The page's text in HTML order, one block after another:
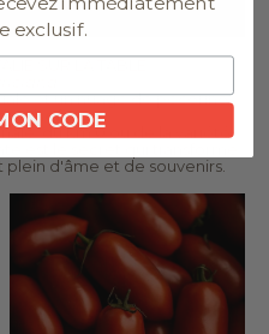
et un nuage de pecorino.
chef :
du km 0 ou de la variété
d'âme et de souvenirs.
exclusif.
CODE